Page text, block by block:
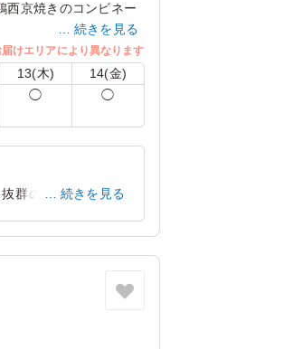
西京焼きのコンビネー
ます。
容が人気。
続きを見る
けエリアにより異なります
13(木) 14(金)
◯ ◯
群のお弁当でし
続きを見る